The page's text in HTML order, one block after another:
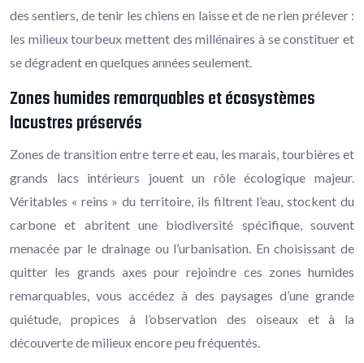
des sentiers, de tenir les chiens en laisse et de ne rien prélever :
les milieux tourbeux mettent des millénaires à se constituer et
se dégradent en quelques années seulement.
Zones humides remarquables et écosystèmes
lacustres préservés
Zones de transition entre terre et eau, les marais, tourbières et
grands lacs intérieurs jouent un rôle écologique majeur.
Véritables « reins » du territoire, ils filtrent l’eau, stockent du
carbone et abritent une biodiversité spécifique, souvent
menacée par le drainage ou l’urbanisation. En choisissant de
quitter les grands axes pour rejoindre ces zones humides
remarquables, vous accédez à des paysages d’une grande
quiétude, propices à l’observation des oiseaux et à la
découverte de milieux encore peu fréquentés.